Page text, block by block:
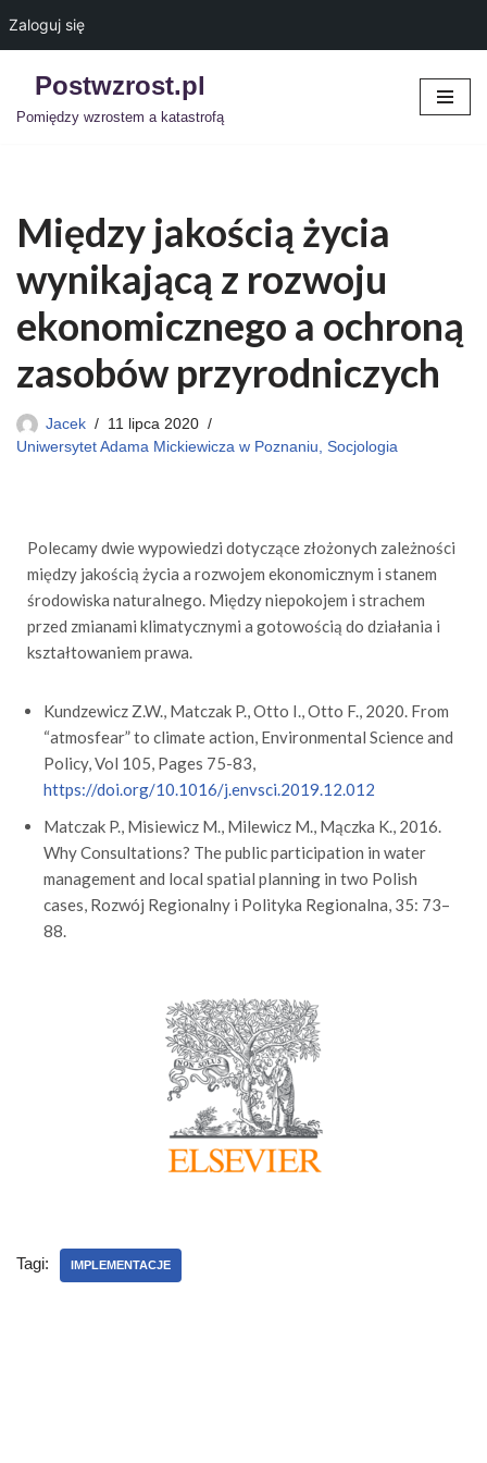
Zaloguj się
Przejdź
Postwzrost.pl
Pomiędzy wzrostem a katastrofą
Między jakością życia
wynikającą z rozwoju
ekonomicznego a ochroną
zasobów przyrodniczych
Jacek
11 lipca 2020
Uniwersytet Adama Mickiewicza w Poznaniu, Socjologia
Polecamy dwie wypowiedzi dotyczące złożonych zależności
między jakością życia a rozwojem ekonomicznym i stanem
środowiska naturalnego. Między niepokojem i strachem
przed zmianami klimatycznymi a gotowością do działania i
kształtowaniem prawa.
Kundzewicz Z.W., Matczak P., Otto I., Otto F., 2020. From
“atmosfear” to climate action, Environmental Science and
Policy, Vol 105, Pages 75-83,
https://doi.org/10.1016/j.envsci.2019.12.012
Matczak P., Misiewicz M., Milewicz M., Mączka K., 2016.
Why Consultations? The public participation in water
management and local spatial planning in two Polish
cases, Rozwój Regionalny i Polityka Regionalna, 35: 73–
88.
Tagi: IMPLEMENTACJE